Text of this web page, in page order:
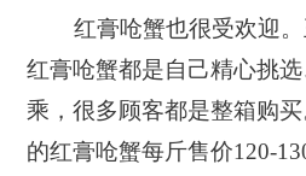
红膏呛蟹也很受欢迎
红膏呛蟹都是自己精心挑
乘，很多顾客都是整箱购
的红膏呛蟹每斤售价120-